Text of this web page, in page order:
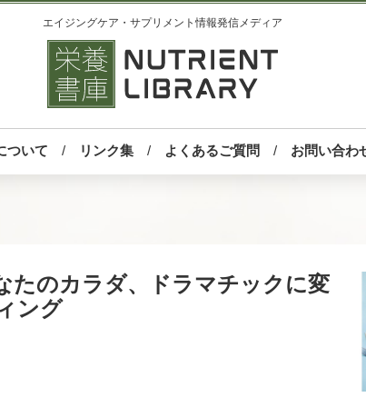
エイジングケア・サプリメント情報発信メディア
ついて リンク集 よくあるご質問 お問い合わ
たのカラダ、ドラマチックに変
ング